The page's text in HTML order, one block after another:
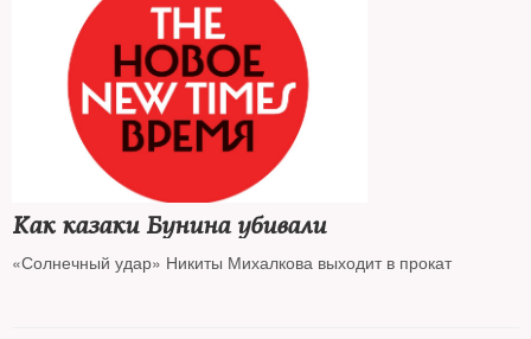
Как казаки Бунина убивали
«Солнечный удар» Никиты Михалкова выходит в прокат